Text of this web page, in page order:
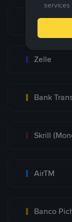
Zinli
Zelle
Bank
Skrill
AirTM
Banco
services